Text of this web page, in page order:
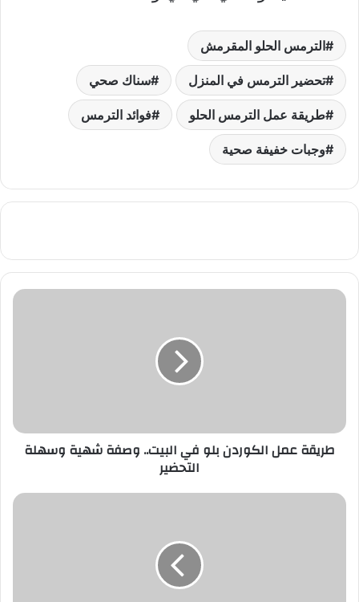
الترمس الحلو المقرمش
تحضير الترمس في المنزل سناك صحي
طريقة عمل الترمس الحلو فوائد الترمس
وجبات خفيفة صحية
طريقة
وسهلة
التحضير
طريقة عمل الكوردن بلو في البيت.. وصفة شهية وسهلة
التحضير
ماسك